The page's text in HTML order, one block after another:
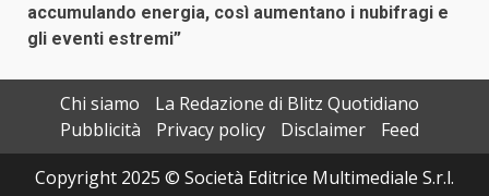
accumulando energia, così aumentano i nubifragi e
gli eventi estremi”
Chi siamo
La Redazione di Blitz Quotidiano
Pubblicità
Privacy policy Disclaimer
Feed
Copyright 2025 © Società Editrice Multimediale S.r.l.